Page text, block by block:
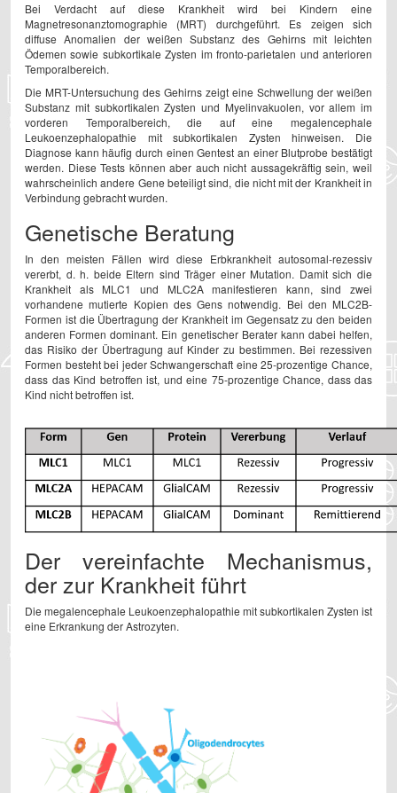
Bei Verdacht auf diese Krankheit wird bei Kindern eine
Magnetresonanztomographie (MRT) durchgeführt. Es zeigen sich
diffuse Anomalien der weißen Substanz des Gehirns mit leichten
Ödemen sowie subkortikale Zysten im fronto-parietalen und anterioren
Temporalbereich.
Die MRT-Untersuchung des Gehirns zeigt eine Schwellung der weißen
Substanz mit subkortikalen Zysten und Myelinvakuolen, vor allem im
vorderen Temporalbereich, die auf eine megalencephale
Leukoenzephalopathie mit subkortikalen Zysten hinweisen. Die
Diagnose kann häufig durch einen Gentest an einer Blutprobe bestätigt
werden. Diese Tests können aber auch nicht aussagekräftig sein, weil
wahrscheinlich andere Gene beteiligt sind, die nicht mit der Krankheit in
Verbindung gebracht wurden.
Genetische Beratung
In den meisten Fällen wird diese Erbkrankheit autosomal-rezessiv
vererbt, d. h. beide Eltern sind Träger einer Mutation. Damit sich die
Krankheit als MLC1 und MLC2A manifestieren kann, sind zwei
vorhandene mutierte Kopien des Gens notwendig. Bei den MLC2B-
Formen ist die Übertragung der Krankheit im Gegensatz zu den beiden
anderen Formen dominant. Ein genetischer Berater kann dabei helfen,
das Risiko der Übertragung auf Kinder zu bestimmen. Bei rezessiven
Formen besteht bei jeder Schwangerschaft eine 25-prozentige Chance,
dass das Kind betroffen ist, und eine 75-prozentige Chance, dass das
Kind nicht betroffen ist.
Der vereinfachte Mechanismus,
der zur Krankheit führt
Die megalencephale Leukoenzephalopathie mit subkortikalen Zysten ist
eine Erkrankung der Astrozyten.